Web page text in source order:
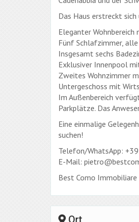
Das Haus erstreckt
Eleganter Wohnbereich
Fünf Schlafzimmer,
Insgesamt sechs
Exklusiver Innenpool
Zweites Wohnzimmer
Untergeschoss mit
Im Außenbereich
Parkplätze. Das
Eine einmalige
suchen!
Telefon/WhatsApp:
E-Mail:
Best Como
Ort